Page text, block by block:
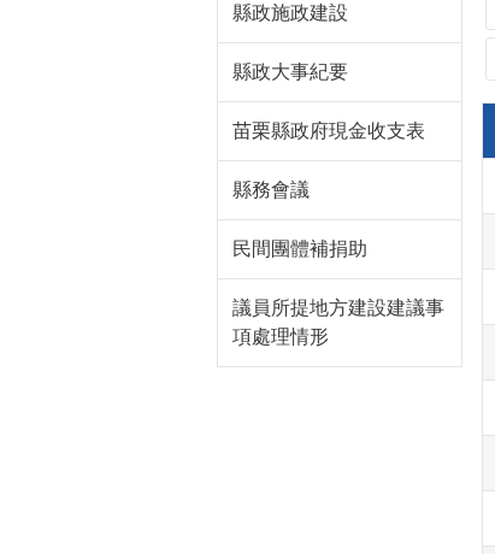
縣政施政建設
縣政大事紀要
苗栗縣政府現金收支表
縣務會議
民間團體補捐助
議員所提地方建設建議事
項處理情形